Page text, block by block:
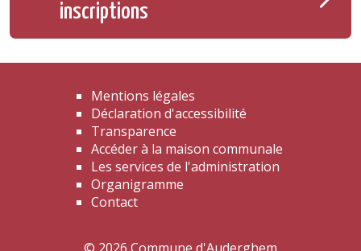
inscriptions
Mentions légales
Déclaration d'accessibilité
Transparence
Accéder à la maison communale
Les services de l'administration
Organigramme
Contact